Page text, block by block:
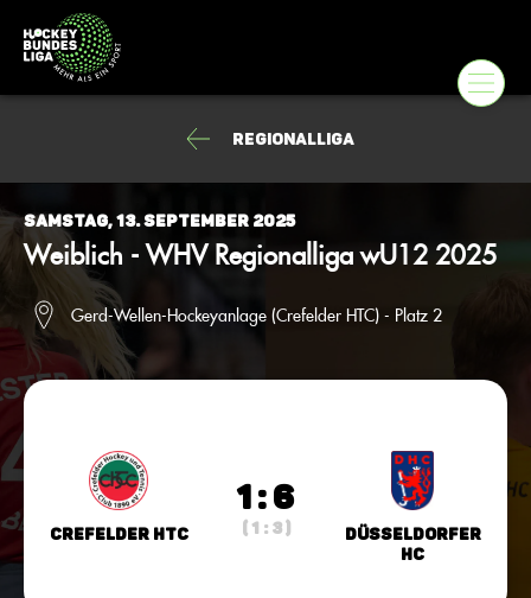
Regionalliga
Samstag, 13. September 2025
Weiblich - WHV Regionalliga wU12 2025
Gerd-Wellen-Hockeyanlage (Crefelder HTC) - Platz 2
Crefelder HTC
1 : 6
( 1 : 3 )
Düsseldorfer
HC